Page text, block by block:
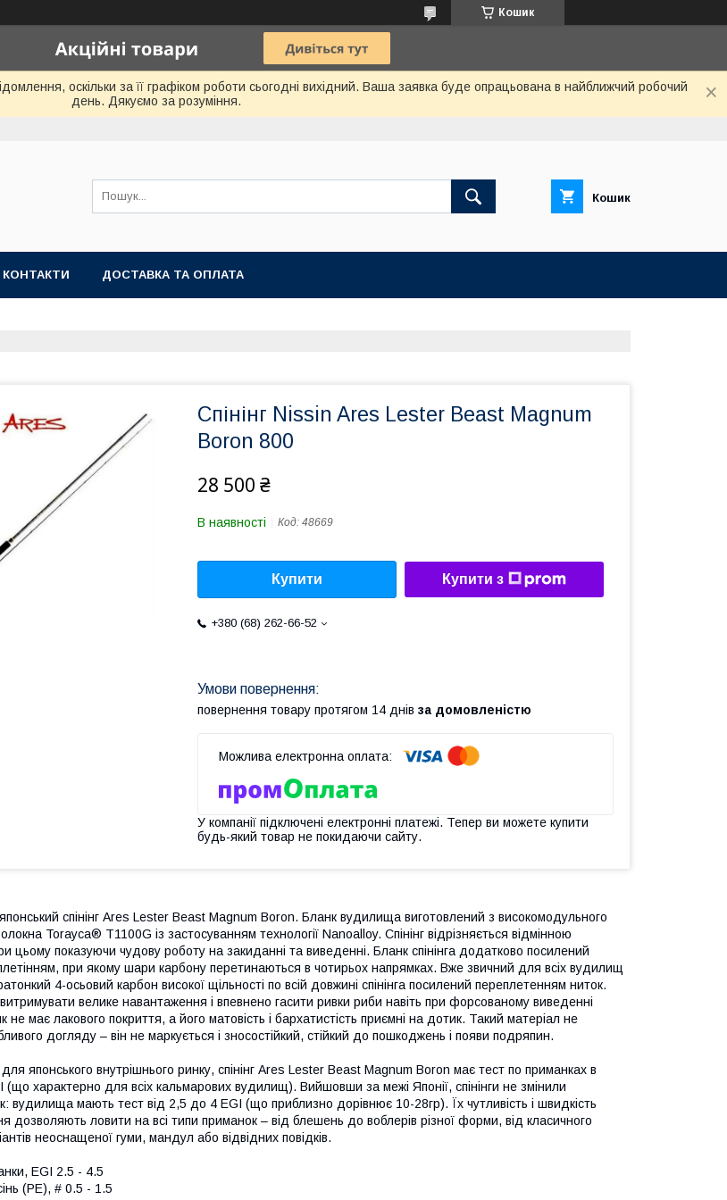
Кошик
оскільки за її графіком роботи сьогодні вихідний. Ваша заявка буде опрацьована в найближчий робочий
день. Дякуємо за розуміння.
Кошик
КОНТАКТИ ДОСТАВКА ТА ОПЛАТА
Спінінг Nissin Ares Lester Beast Magnum
Boron 800
28 500 ₴
В наявності Код: 48669
Купити Купити з
+380 (68) 262-66-52
повернення товару протягом 14 днів за домовленістю
У компанії підключені електронні платежі. Тепер ви можете купити
будь-який товар не покидаючи сайту.
спінінг Ares Lester Beast Magnum Boron. Бланк вудилища виготовлений з високомодульного
Torayca® T1100G із застосуванням технології Nanoalloy. Спінінг відрізняється відмінною
цьому показуючи чудову роботу на закиданні та виведенні. Бланк спінінга додатково посилений
при якому шари карбону перетинаються в чотирьох напрямках. Вже звичний для всіх вудилищ
4-осьовий карбон високої щільності по всій довжині спінінга посилений переплетенням ниток.
велике навантаження і впевнено гасити ривки риби навіть при форсованому виведенні
має лакового покриття, а його матовість і бархатистість приємні на дотик. Такий матеріал не
догляду – він не маркується і зносостійкий, стійкий до пошкоджень і появи подряпин.
японського внутрішнього ринку, спінінг Ares Lester Beast Magnum Boron має тест по приманках в
характерно для всіх кальмарових вудилищ). Вийшовши за межі Японії, спінінги не змінили
вудилища мають тест від 2,5 до 4 EGI (що приблизно дорівнює 10-28гр). Їх чутливість і швидкість
дозволяють ловити на всі типи приманок – від блешень до воблерів різної форми, від класичного
неоснащеної гуми, мандул або відвідних повідків.
EGI 2.5 - 4.5
(PE), # 0.5 - 1.5